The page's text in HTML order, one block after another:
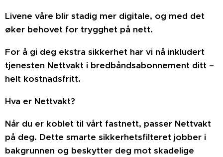
Livene våre blir stadig mer digitale, og med det
øker behovet for trygghet på nett.
For å gi deg ekstra sikkerhet har vi nå inkludert
tjenesten Nettvakt i bredbåndsabonnement ditt –
helt kostnadsfritt.
Hva er Nettvakt?
Når du er koblet til vårt fastnett, passer Nettvakt
på deg. Dette smarte sikkerhetsfilteret jobber i
bakgrunnen og beskytter deg mot skadelige